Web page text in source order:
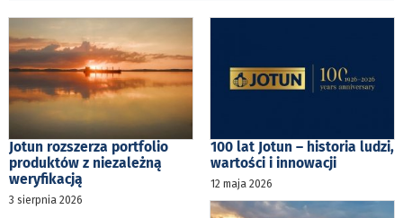
Jotun rozszerza portfolio
produktów z niezależną
weryfikacją
3 sierpnia 2026
100 lat Jotun – historia ludzi,
wartości i innowacji
12 maja 2026